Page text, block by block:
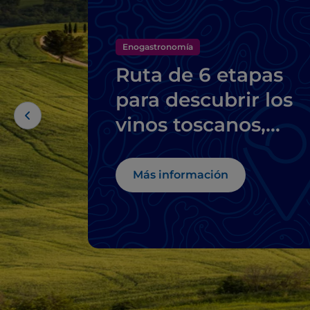
Enogastronomía
Ruta de 6 etapas
para descubrir los
vinos toscanos,
Montalcino hasta el
Chianti
Más información